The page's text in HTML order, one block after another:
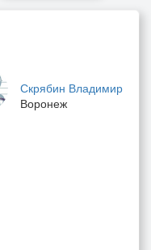
Скрябин Владимир
Воронеж